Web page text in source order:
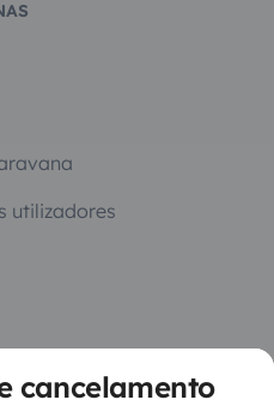
cancelamento
utilizadores